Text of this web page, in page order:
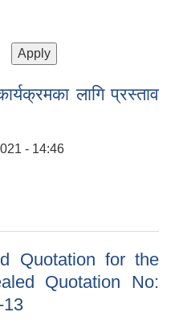
लागि प्रस्ताव
- 14:46
Quotation for the
Quotation No:
13